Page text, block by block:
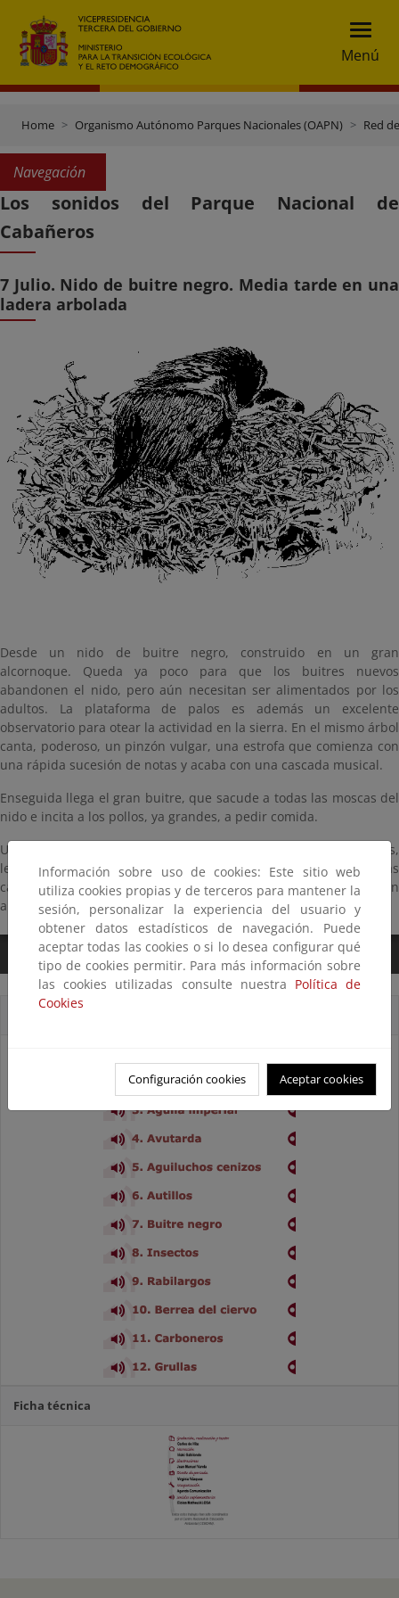
Menú
Home Organismo Autónomo Parques Nacionales (OAPN) Red
Navegación
Los sonidos del Parque Nacional de
Cabañeros
7 Julio. Nido de buitre negro. Media tarde en una
ladera arbolada
Desde un nido de buitre negro, construido en un gran
alcornoque. Queda ya poco para que los buitres nuevos
abandonen el nido, pero aún necesitan ser alimentados por los
adultos. La plataforma de palos es además un excelente
observatorio para otear la actividad en la sierra. En el mismo árbol
canta, poderoso, un pinzón vulgar, una estrofa que comienza con
una rápida sucesión de notas y acaba con una cascada musical.
Enseguida llega el gran buitre, que sacude a todas las moscas del
nido e incita a los pollos, ya grandes, a pedir comida.
Unas cornejas hostigan a un águila calzada que, harta de ellas,
levanta el vuelo con un silbido peculiar; las currucas rabilargas
carraspean en los matorrales cercanos y los trigueros rechinan
abajo, en el límite entre la sierra y el llano.
0:00 / 2:25
Ficha técnica
Información sobre uso de cookies: Este sitio web
utiliza cookies propias y de terceros para mantener la
sesión, personalizar la experiencia del usuario y
obtener datos estadísticos de navegación. Puede
aceptar todas las cookies o si lo desea configurar qué
tipo de cookies permitir. Para más información sobre
las cookies utilizadas consulte nuestra Política de
Cookies
Configuración cookies Aceptar cookies